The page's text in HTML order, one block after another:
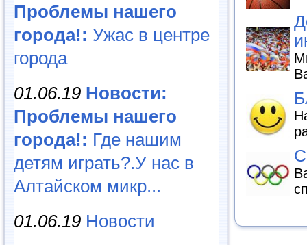
Проблемы нашего
города!: Ужас в центре
города
01.06.19 Новости:
Проблемы нашего
города!: Где нашим
детям играть?.У нас в
Алтайском микр...
01.06.19 Новости